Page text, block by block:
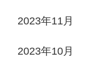
2023年11月
2023年10月